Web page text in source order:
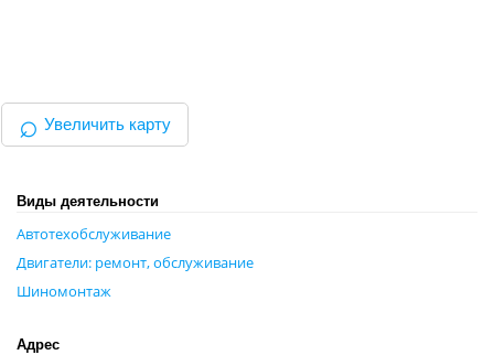
⌕ Увеличить карту
Виды деятельности
Автотехобслуживание
Двигатели: ремонт, обслуживание
Шиномонтаж
Адрес